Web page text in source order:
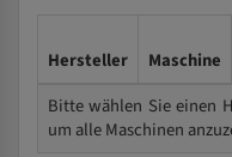
Hersteller Maschine
Bitte wählen Sie einen
um alle Maschinen